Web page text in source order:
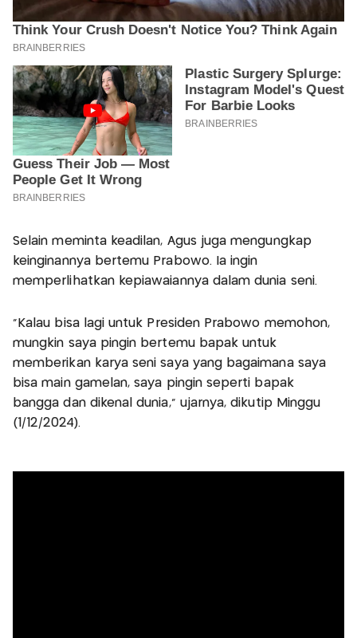
Selain meminta keadilan, Agus juga mengungkap
keinginannya bertemu Prabowo. Ia ingin
memperlihatkan kepiawaiannya dalam dunia seni.
"Kalau bisa lagi untuk Presiden Prabowo memohon,
mungkin saya pingin bertemu bapak untuk
memberikan karya seni saya yang bagaimana saya
bisa main gamelan, saya pingin seperti bapak
bangga dan dikenal dunia," ujarnya, dikutip Minggu
(1/12/2024).